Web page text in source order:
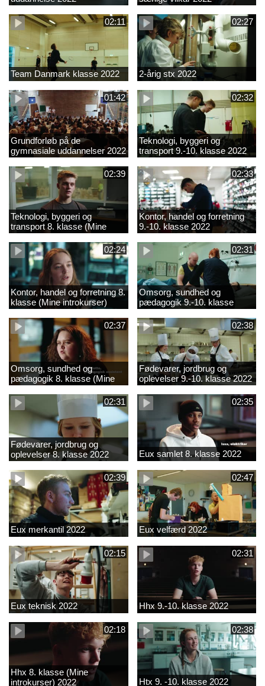
02:11
Team Danmark klasse 2022
02:27
2-årig stx 2022
01:42
Grundforløb på de
gymnasiale uddannelser 2022
02:32
Teknologi, byggeri og
transport 9.-10. klasse 2022
02:39
Teknologi, byggeri og
transport 8. klasse (Mine
introkurser) 2022
02:33
Kontor, handel og forretning
9.-10. klasse 2022
02:24
Kontor, handel og forretning 8.
klasse (Mine introkurser)
2022
02:31
Omsorg, sundhed og
pædagogik 9.-10. klasse
2022
02:37
Omsorg, sundhed og
pædagogik 8. klasse (Mine
introkurser) 2022
02:38
Fødevarer, jordbrug og
oplevelser 9.-10. klasse 2022
02:31
Fødevarer, jordbrug og
oplevelser 8. klasse 2022
02:35
Eux samlet 8. klasse 2022
02:39
Eux merkantil 2022
02:47
Eux velfærd 2022
02:15
Eux teknisk 2022
02:31
Hhx 9.-10. klasse 2022
02:18
Hhx 8. klasse (Mine
introkurser) 2022
02:38
Htx 9. -10. klasse 2022